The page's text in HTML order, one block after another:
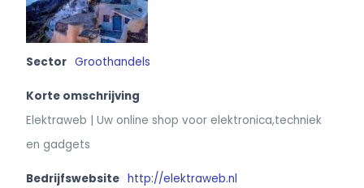
Sector Groothandels
Korte omschrijving
Elektraweb | Uw online shop voor elektronica,techniek
en gadgets
Bedrijfswebsite http://elektraweb.nl